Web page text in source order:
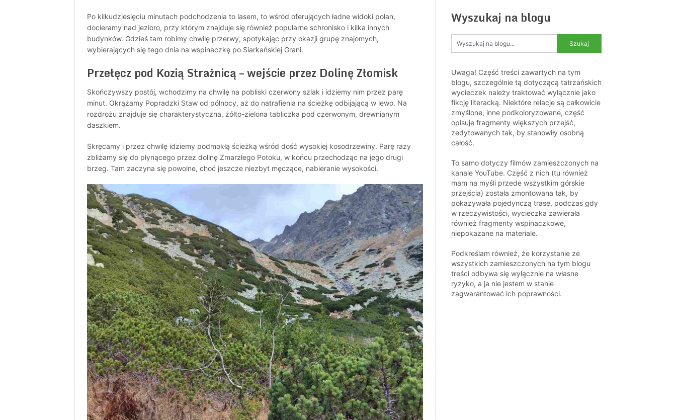
Po kilkudziesięciu minutach podchodzenia to lasem, to wśród oferujących ładne widoki polan,
docieramy nad jezioro, przy którym znajduje się również popularne schronisko i kilka innych
budynków. Gdzieś tam robimy chwilę przerwy, spotykając przy okazji grupę znajomych,
wybierających się tego dnia na wspinaczkę po Siarkańskiej Grani.
Przełęcz pod Kozią Strażnicą – wejście przez Dolinę Złomisk
Skończywszy postój, wchodzimy na chwilę na pobliski czerwony szlak i idziemy nim przez parę
minut. Okrążamy Popradzki Staw od północy, aż do natrafienia na ścieżkę odbijającą w lewo. Na
rozdrożu znajduje się charakterystyczna, żółto-zielona tabliczka pod czerwonym, drewnianym
daszkiem.
Skręcamy i przez chwilę idziemy podmokłą ścieżką wśród dość wysokiej kosodrzewiny. Parę razy
zbliżamy się do płynącego przez dolinę Zmarzłego Potoku, w końcu przechodząc na jego drugi
brzeg. Tam zaczyna się powolne, choć jeszcze niezbyt męczące, nabieranie wysokości.
Wyszukaj na blogu
Uwaga! Część treści zawartych na tym
blogu, szczególnie tą dotyczącą tatrzańskich
wycieczek należy traktować wyłącznie jako
fikcję literacką. Niektóre relacje są całkowicie
zmyślone, inne podkoloryzowane, część
opisuje fragmenty większych przejść,
zedytowanych tak, by stanowiły osobną
całość.
To samo dotyczy filmów zamieszczonych na
kanale YouTube. Część z nich (tu również
mam na myśli przede wszystkim górskie
przejścia) została zmontowana tak, by
pokazywała pojedynczą trasę, podczas gdy
w rzeczywistości, wycieczka zawierała
również fragmenty wspinaczkowe,
niepokazane na materiale.
Podkreślam również, że korzystanie ze
wszystkich zamieszczonych na tym blogu
treści odbywa się wyłącznie na własne
ryzyko, a ja nie jestem w stanie
zagwarantować ich poprawności.